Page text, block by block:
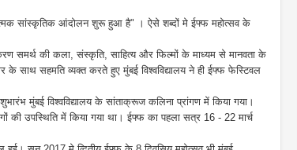
सांस्कृतिक आंदोलन शुरू हुआ है" । ऐसे शब्दों मे ईफ्फ महोत्सव के
समर्थ की कला, संस्कृति, साहित्य और फिल्मों के माध्यम से मानवता के
साथ सहमति व्यक्त करते हुए मुंबई विश्वविद्यालय ने ही ईफ्फ फेस्टिवल
मुंबई विश्वविद्यालय के सांताक्रूज कलिना प्रांगण में किया गया।
की उपस्थिति में किया गया था। ईफ्फ का पहला सत्र 16 - 22 मार्च